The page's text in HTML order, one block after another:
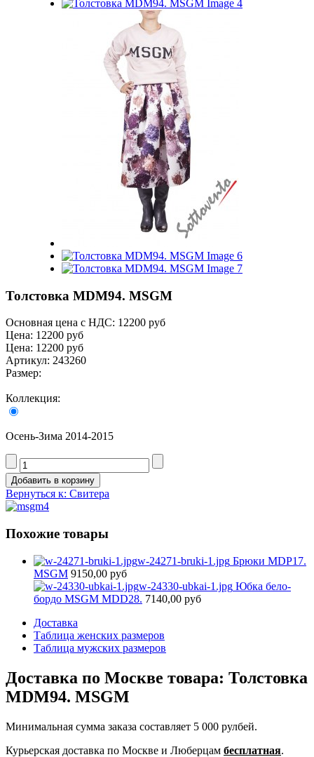
Толстовка MDM94. MSGM
Основная цена с НДС: 12200 руб
Цена: 12200 руб
Цена: 12200 руб
Артикул: 243260
Размер:
Коллекция:
Осень-Зима 2014-2015
Вернуться к: Свитера
Похожие товары
w-24271-bruki-1.jpg Брюки MDP17.
MSGM 9150,00 руб
w-24330-ubkai-1.jpg Юбка бело-
бордо MSGM MDD28. 7140,00 руб
Доставка
Таблица женских размеров
Таблица мужских размеров
Доставка по Москве товара: Толстовка
MDM94. MSGM
Минимальная сумма заказа составляет 5 000 рулбей.
Курьерская доставка по Москве и Люберцам бесплатная.